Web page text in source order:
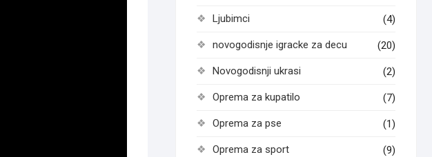
Ljubimci (4)
novogodisnje igracke za decu (20)
Novogodisnji ukrasi (2)
Oprema za kupatilo (7)
Oprema za pse (1)
Oprema za sport (9)